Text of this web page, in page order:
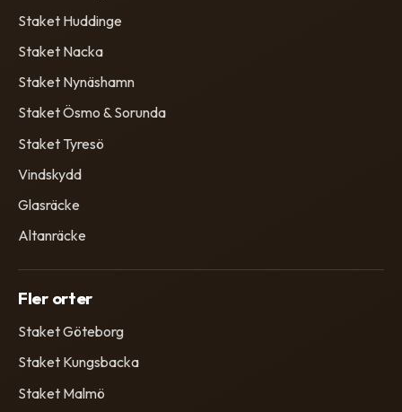
Staket Huddinge
Staket Nacka
Staket Nynäshamn
Staket Ösmo & Sorunda
Staket Tyresö
Vindskydd
Glasräcke
Altanräcke
Fler orter
Staket Göteborg
Staket Kungsbacka
Staket Malmö